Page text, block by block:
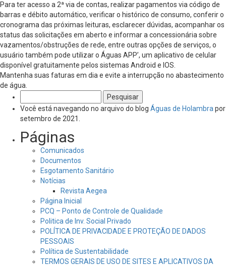
Para ter acesso a 2ª via de contas, realizar pagamentos via código de
barras e débito automático, verificar o histórico de consumo, conferir o
cronograma das próximas leituras, esclarecer dúvidas, acompanhar os
status das solicitações em aberto e informar a concessionária sobre
vazamentos/obstruções de rede, entre outras opções de serviços, o
usuário também pode utilizar o Águas APP’, um aplicativo de celular
disponível gratuitamente pelos sistemas Android e IOS.
Mantenha suas faturas em dia e evite a interrupção no abastecimento
de água.
por:
Você está navegando no arquivo do blog Águas de Holambra por
setembro de 2021.
Páginas
Comunicados
Documentos
Esgotamento Sanitário
Notícias
Revista Aegea
Página Inicial
PCQ – Ponto de Controle de Qualidade
Politica de Inv. Social Privado
POLÍTICA DE PRIVACIDADE E PROTEÇÃO DE DADOS
PESSOAIS
Política de Sustentabilidade
TERMOS GERAIS DE USO DE SITES E APLICATIVOS DA